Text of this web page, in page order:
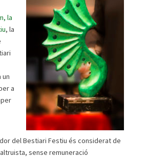
la
, la
un
a
del Bestiari Festiu és considerat de
sense remuneració